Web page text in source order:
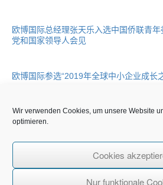
Wir verwenden Cookies, um unsere Website
optimieren.
Cookies
Nur funktionale
欧博国际总经理张天乐入选中国侨联青
党和国家领导人会见
欧博国际参选“2019年全球中小企业成长
阿里巴巴商学院章剑林副院长率团访问欧
大连市金普新区商务局王卫东处长一行访